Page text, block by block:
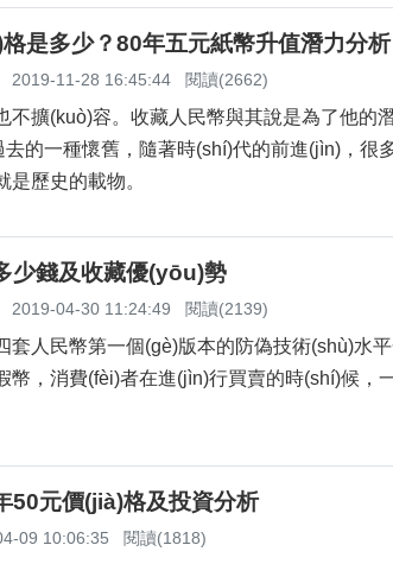
多少？80年五元紙幣升值潛力分析
2019-11-28 16:45:44 閱讀(2662)
也不擴(kuò)容。收藏人民幣與其說是為了他
的一種懷舊，隨著時(shí)代的前進(jìn)，很
是歷史的載物。
少錢及收藏優(yōu)勢
2019-04-30 11:24:49 閱讀(2139)
套人民幣第一個(gè)版本的防偽技術(shù)水
，消費(fèi)者在進(jìn)行買賣的時(shí)候，
50元價(jià)格及投資分析
09 10:06:35 閱讀(1818)